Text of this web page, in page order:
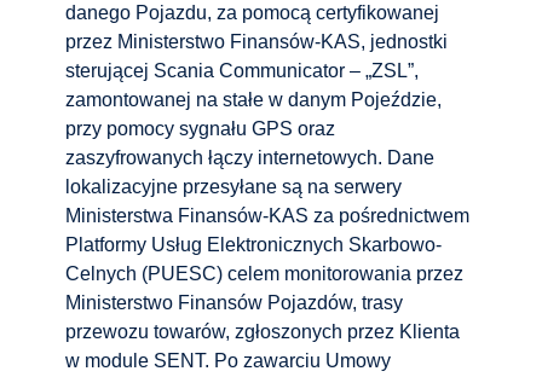
danego Pojazdu, za pomocą certyfikowanej
przez Ministerstwo Finansów-KAS, jednostki
sterującej Scania Communicator – „ZSL”,
zamontowanej na stałe w danym Pojeździe,
przy pomocy sygnału GPS oraz
zaszyfrowanych łączy internetowych. Dane
lokalizacyjne przesyłane są na serwery
Ministerstwa Finansów-KAS za pośrednictwem
Platformy Usług Elektronicznych Skarbowo-
Celnych (PUESC) celem monitorowania przez
Ministerstwo Finansów Pojazdów, trasy
przewozu towarów, zgłoszonych przez Klienta
w module SENT. Po zawarciu Umowy